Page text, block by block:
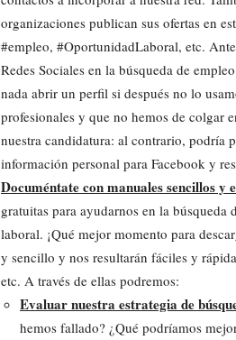
organizaciones publican sus ofertas en
#empleo, #OportunidadLaboral, etc.
Redes Sociales en la búsqueda de
nada abrir un perfil si después no lo
profesionales y que no hemos de colgar
nuestra candidatura: al contrario, podría
información personal para Facebook y
Documéntate con manuales sencillos y
gratuitas para ayudarnos en la
laboral. ¡Qué mejor momento para
y sencillo y nos resultarán fáciles y
etc. A través de ellas podremos:
Evaluar nuestra estrategia de
hemos fallado? ¿Qué podríamos